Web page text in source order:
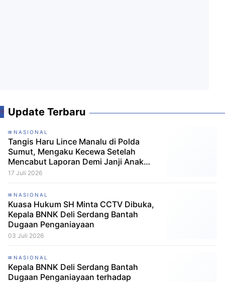
Update Terbaru
NASIONAL
Tangis Haru Lince Manalu di Polda
Sumut, Mengaku Kecewa Setelah
Mencabut Laporan Demi Janji Anak
Dibebaskan
17 Juli 2026
NASIONAL
Kuasa Hukum SH Minta CCTV Dibuka,
Kepala BNNK Deli Serdang Bantah
Dugaan Penganiayaan
03 Juli 2026
NASIONAL
Kepala BNNK Deli Serdang Bantah
Dugaan Penganiayaan terhadap